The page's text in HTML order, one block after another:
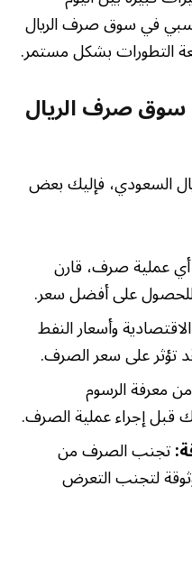
في سوق صرف الريال
التطورات بشكل مستمر.
سوق صرف الريال
السعودي، فإليك بعض
أي عملية صرف، قارن
على أفضل سعر.
الاقتصادية وأسعار النفط
قد تؤثر على سعر الصرف.
معرفة الرسوم
قبل إجراء عملية الصرف.
تجنب الصرف من
لتجنب التعرض